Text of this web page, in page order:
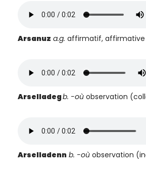
Arsanuz a.g. affirmatif, affirmative
Arselladegb. -où observation
Arselladenn b. -où observation